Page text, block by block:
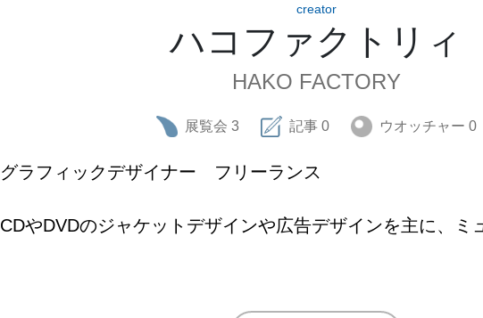
creator
ハコファクトリィ
HAKO FACTORY
展覧会 3 記事 0 ウオッチャー 0
グラフィックデザイナー　フリーランス
CDやDVDのジャケットデザインや広告デザインを主に、ミ
レスのパンフレット・ポスター・グッズなどを手がける。